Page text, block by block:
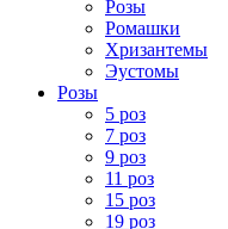
Розы
Ромашки
Хризантемы
Эустомы
Розы
5 роз
7 роз
9 роз
11 роз
15 роз
19 роз